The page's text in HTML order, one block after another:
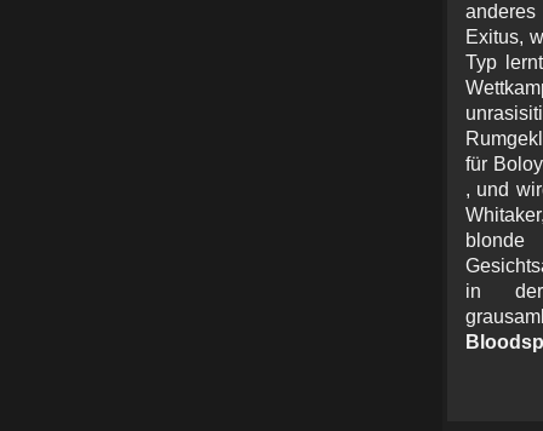
Exitus,
Typ
für
, und
blonde
in der